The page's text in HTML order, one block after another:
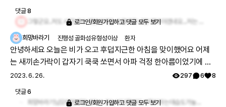
은거 보고 열심히 살려고 해요.. 저와같은 희귀난치병인 베스트병을
앓고계신 분들이 계시면 당연 속상하고 눈물만 나겠지만 볼수 있음
에 감사하며 생활하는건 어떨까요ㅎㅎ
댓글8
로그인/회원가입하고 댓글 모두 보기
희망바라기 진행성 골화섬유형성이상 환자
안녕하세요 오늘은 비가 오고 후덥지근한 아침을 맞이했어요 어제
는 새끼손가락이 갑자기 쿡쿡 쏘면서 아파 걱정 한아름이었기에 오
늘 하루는 어떨지 지켜봐야 합니다 지난번 가운데 손가락이 아프면
서 2번째 손가락도 아프더니 이제는 새끼손가락이네요 손이 무리
덜 받게 대체할 마우스를 찾아야할까봐요 앞으로도 글을 쓰려면 꼭
2023. 6. 26. 297 6 8
댓글6
로그인/회원가입하고 댓글 모두 보기